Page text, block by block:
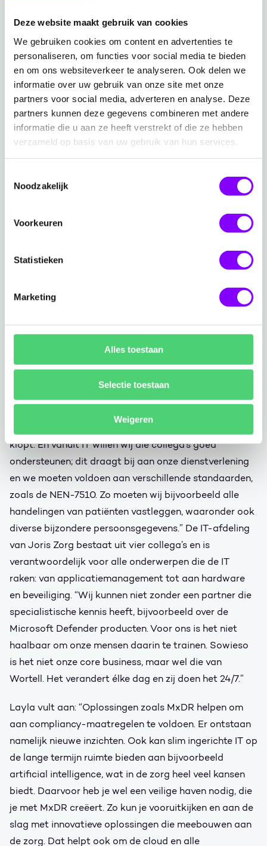
Deze website maakt gebruik van cookies
We gebruiken cookies om content en advertenties te
personaliseren, om functies voor social media te bieden
en om ons websiteverkeer te analyseren. Ook delen we
informatie over uw gebruik van onze site met onze
partners voor social media, adverteren en analyse. Deze
partners kunnen deze gegevens combineren met andere
informatie die u aan ze heeft verstrekt of die ze hebben
verzameld op basis van uw gebruik van hun services.
Noodzakelijk
Voorkeuren
Statistieken
Marketing
Alles toestaan
Selectie toestaan
Weigeren
Layla Jongerius, Accountmanager Zorg bij Wortell,
voegt toe: “De implementatie start altijd met een
security maturity assessment. Hiermee wordt een
gap-analyse gemaakt tussen de huidige
beveiligingsmaatregelen en de productvereisten die wij
stellen. Zo zorgen we ervoor dat we (gezamenlijk) de
juiste aanpassingen hebben doorgevoerd voordat we
onze dienst inrichten. Dit hebben we voor Joris Zorg
Paul Verlaek, Informatie Manager bij Joris Zorg
hackers aanvallen op momenten dat wij
vertrouwen op een partner die wel 24/7
Zorg die klopt
helpen in hun zorgvraag. Dat is waar hun hart voor
klopt. En vanuit IT willen wij die collega’s goed
ondersteunen; dit draagt bij aan onze dienstverlening
en we moeten voldoen aan verschillende standaarden,
zoals de NEN-7510. Zo moeten wij bijvoorbeeld alle
handelingen van patiënten vastleggen, waaronder ook
diverse bijzondere persoonsgegevens.” De IT-afdeling
van Joris Zorg bestaat uit vier collega’s en is
verantwoordelijk voor alle onderwerpen die de IT
raken: van applicatiemanagement tot aan hardware
en beveiliging. “Wij kunnen niet zonder een partner die
specialistische kennis heeft, bijvoorbeeld over de
Microsoft Defender producten. Voor ons is het niet
haalbaar om onze mensen daarin te trainen. Sowieso
is het niet onze core business, maar wel die van
Wortell. Het verandert élke dag en zij doen het 24/7.”
Layla vult aan: “Oplossingen zoals MxDR helpen om
aan compliancy-maatregelen te voldoen. Er ontstaan
namelijk nieuwe inzichten. Ook kan slim ingerichte IT op
de lange termijn ruimte bieden aan bijvoorbeeld
artificial intelligence, wat in de zorg heel veel kansen
biedt. Daarvoor heb je wel een veilige haven nodig, die
je met MxDR creëert. Zo kun je vooruitkijken en aan de
slag met innovatieve oplossingen die meebouwen aan
de zorg. Dat helpt ook om de cloud en alle